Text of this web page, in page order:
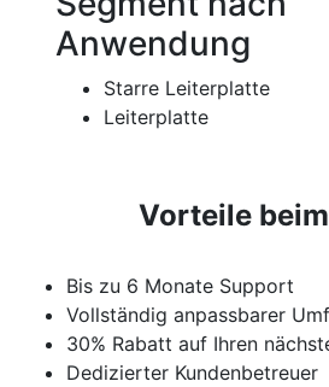
Anwendung
Starre Leiterplatte
Leiterplatte
Vorteile
Bis zu 6 Monate Support
Vollständig anpassbarer
30% Rabatt auf Ihren
Dedizierter Kundenbetreuer